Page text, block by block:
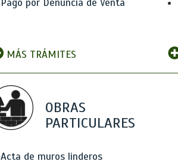
Pago por Denuncia de Venta
MÁS TRÁMITES
OBRAS
PARTICULARES
Acta de muros linderos